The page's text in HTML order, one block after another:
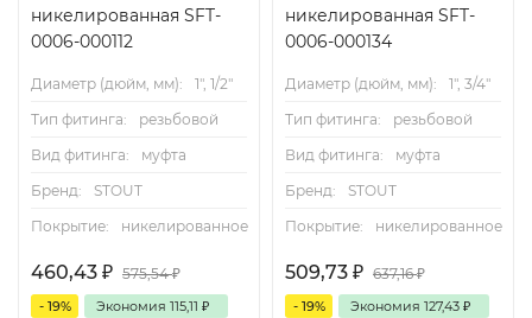
никелированная SFT-
0006-000112
Диаметр (дюйм, мм):
1", 1/2"
Тип фитинга:
резьбовой
Вид фитинга:
муфта
Бренд:
STOUT
Покрытие:
никелированное
460,43 ₽ 575,54₽
- 19% Экономия 115,11 ₽
никелированная SFT-
0006-000134
Диаметр (дюйм, мм):
1", 3/4"
Тип фитинга:
резьбовой
Вид фитинга:
муфта
Бренд:
STOUT
Покрытие:
никелированное
509,73 ₽ 637,16₽
- 19% Экономия 127,43 ₽